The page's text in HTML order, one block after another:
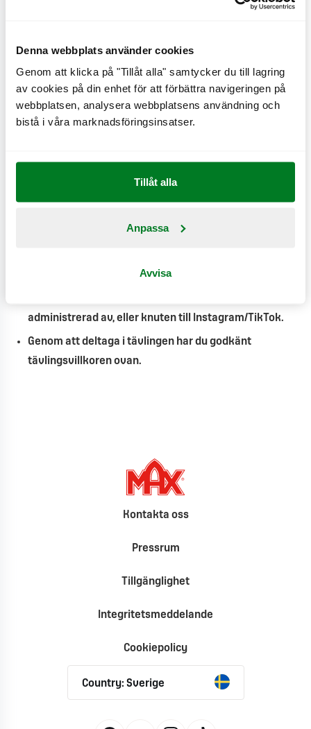
Denna webbplats använder cookies
Genom att klicka på "Tillåt alla" samtycker du till lagring
av cookies på din enhet för att förbättra navigeringen på
webbplatsen, analysera webbplatsens användning och
bistå i våra marknadsföringsinsatser.
Tillåt alla
Anpassa
Avvisa
En jury bestående av representanter från MAX Burgers
Eventuell vinstskatt betalas av vinnaren. Vinsten är
personlig och kan inte överlåtas eller säljas vidare.
Totalt ett tävlingstillfälle. Vinsten är en t-shirt med
Spicy Chicken-tryck.
Vinnaren kontaktas via TikTok DM, du behöver därför
hemadress, efter att vinsten levererats kommer vi att
Du måste vara minst 18 år gammal för att kunna vinna.
administrerad av, eller knuten till Instagram/TikTok.
Genom att deltaga i tävlingen har du godkänt
tävlingsvillkoren ovan.
Kontakta oss
Pressrum
Tillgänglighet
Integritetsmeddelande
Cookiepolicy
Country: Sverige